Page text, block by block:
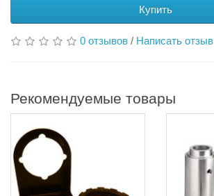
Купить
0 отзывов / Написать отзыв
Рекомендуемые товары